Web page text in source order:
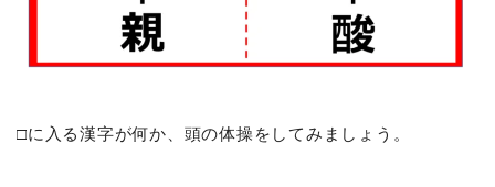
□に入る漢字が何か、頭の体操をしてみましょう。